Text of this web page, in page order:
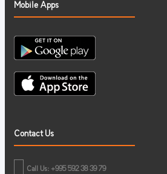
Mobile Apps
Contact Us
Call Us: +995 592 38 39 79